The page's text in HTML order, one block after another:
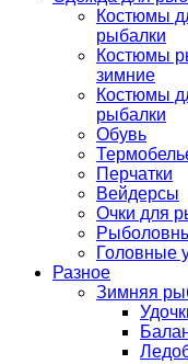
Костюмы
рыбалки
Костюмы
зимние
Костюмы
рыбалки
Обувь
Перчатки
Вейдерсы
Очки для
Головные
Разное
Зимняя